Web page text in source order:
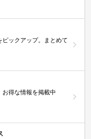
ピックアップ。まとめて
得な情報を掲載中